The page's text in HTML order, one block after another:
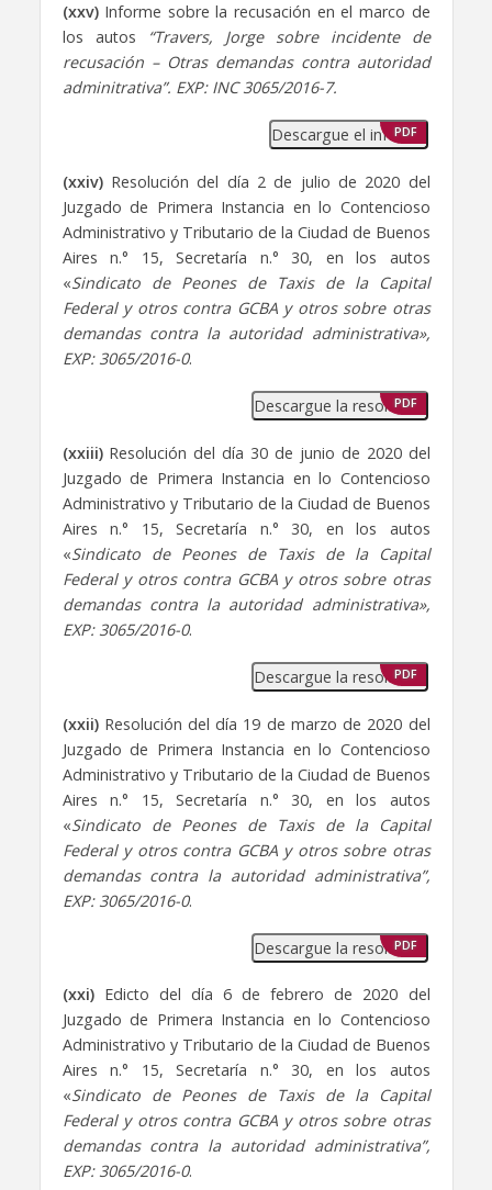
(xxv) Informe sobre la recusación en el marco de
los autos
“Travers, Jorge sobre incidente de
recusación – Otras demandas contra autoridad
adminitrativa”. EXP: INC 3065/2016-7.
Descargue el informe
PDF
(xxiv) Resolución del día 2 de julio de 2020 del
Juzgado de Primera Instancia en lo Contencioso
Administrativo y Tributario de la Ciudad de Buenos
Aires n.° 15, Secretaría n.° 30, en los autos
«Sindicato de Peones de Taxis de la Capital
Federal y otros contra GCBA y otros sobre otras
demandas contra la autoridad administrativa»,
EXP: 3065/2016-0.
Descargue la resolución
PDF
(xxiii) Resolución del día 30 de junio de 2020 del
Juzgado de Primera Instancia en lo Contencioso
Administrativo y Tributario de la Ciudad de Buenos
Aires n.° 15, Secretaría n.° 30, en los autos
«Sindicato de Peones de Taxis de la Capital
Federal y otros contra GCBA y otros sobre otras
demandas contra la autoridad administrativa»,
EXP: 3065/2016-0.
Descargue la resolución
PDF
(xxii) Resolución del día 19 de marzo de 2020 del
Juzgado de Primera Instancia en lo Contencioso
Administrativo y Tributario de la Ciudad de Buenos
Aires n.° 15, Secretaría n.° 30, en los autos
«Sindicato de Peones de Taxis de la Capital
Federal y otros contra GCBA y otros sobre otras
demandas contra la autoridad administrativa”,
EXP: 3065/2016-0.
Descargue la resolución
PDF
(xxi) Edicto del día 6 de febrero de 2020 del
Juzgado de Primera Instancia en lo Contencioso
Administrativo y Tributario de la Ciudad de Buenos
Aires n.° 15, Secretaría n.° 30, en los autos
«Sindicato de Peones de Taxis de la Capital
Federal y otros contra GCBA y otros sobre otras
demandas contra la autoridad administrativa”,
EXP: 3065/2016-0.